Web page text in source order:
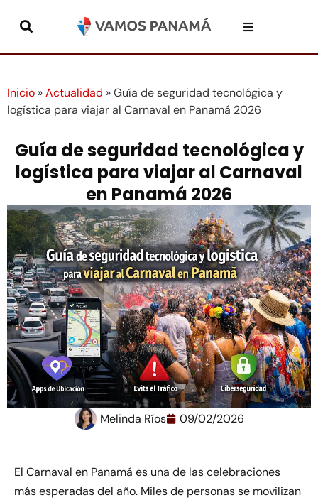
Inicio »Actualidad »Guía de seguridad tecnológica y
logística para viajar al Carnaval en Panamá 2026
Guía de seguridad tecnológica y
logística para viajar al Carnaval
en Panamá 2026
Melinda Ríos 09/02/2026
El Carnaval en Panamá es una de las celebraciones
más esperadas del año. Miles de personas se movilizan